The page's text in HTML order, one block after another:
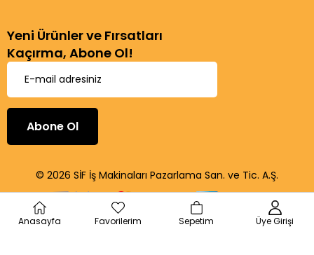
Yeni Ürünler ve Fırsatları
Kaçırma, Abone Ol!
Abone Ol
© 2026 SİF İş Makinaları Pazarlama San. ve Tic. A.Ş.
Anasayfa Favorilerim Sepetim Üye Girişi